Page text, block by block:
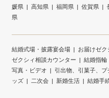
媛県
高知県 福岡県 佐賀県
県
結婚式場・披露宴会場 お届けゼク
ゼクシィ相談カウンター
結婚指輪
写真・ビデオ
引出物、引菓子、プ
ッズ
二次会 新婚生活 結婚手